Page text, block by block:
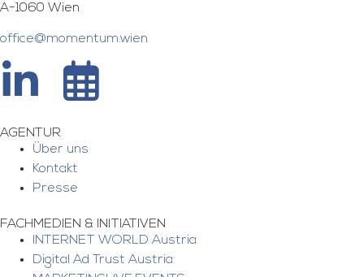
A-1060 Wien
office@momentum.wien
AGENTUR
Über uns
Kontakt
Presse
FACHMEDIEN & INITIATIVEN
INTERNET WORLD Austria
Digital Ad Trust Austria